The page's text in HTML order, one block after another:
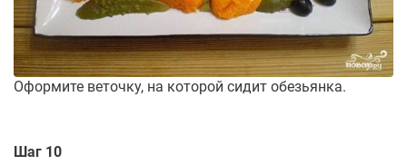
Оформите веточку, на которой сидит обезьянка.
Шаг 10